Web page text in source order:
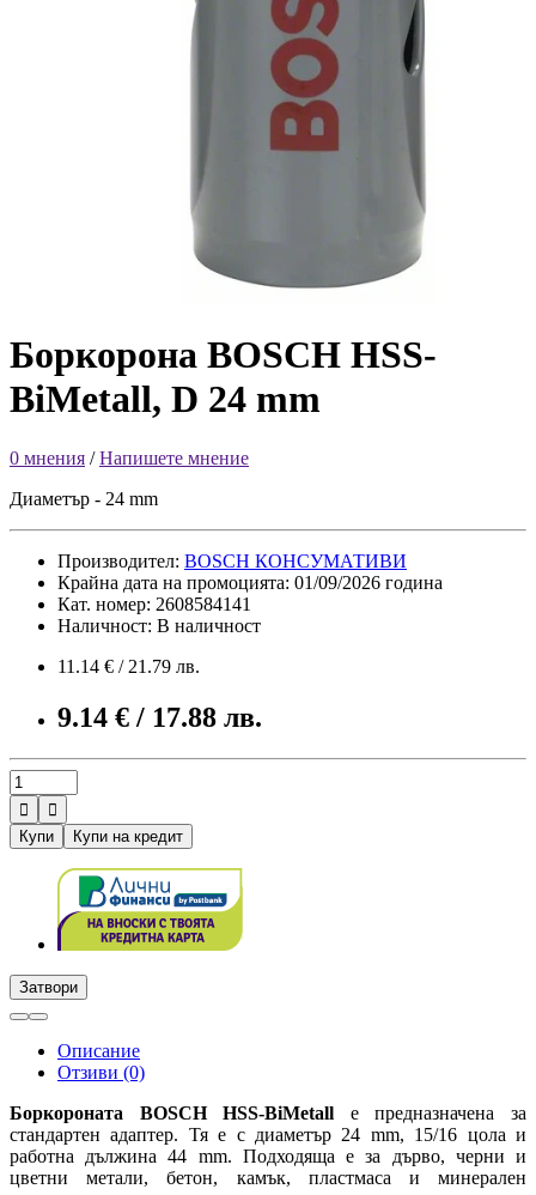
Боркорона BOSCH HSS-
BiMetall, D 24 mm
0 мнения /Напишете мнение
Диаметър - 24 mm
Производител: BOSCH КОНСУМАТИВИ
Крайна дата на промоцията: 01/09/2026 година
Кат. номер: 2608584141
Наличност: В наличност
11.14 € / 21.79 лв.
9.14 € / 17.88 лв.


Купи
Купи на кредит
Затвори
Описание
Отзиви (0)
Боркороната BOSCH HSS-BiMetall е предназначена за
стандартен адаптер. Тя е с диаметър 24 mm, 15/16 цола и
работна дължина 44 mm. Подходяща е за дърво, черни и
цветни метали, бетон, камък, пластмаса и минерален